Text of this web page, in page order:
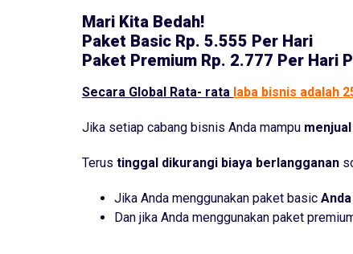
Mari Kita Bedah!
Paket Basic Rp. 5.555 Per Hari
Paket Premium Rp. 2.777 Per Hari
Secara Global Rata- rata laba bisnis adalah
Jika setiap cabang bisnis Anda mampu
Terus tinggal dikurangi biaya berlangganan
Jika Anda menggunakan paket basic
Dan jika Anda menggunakan paket